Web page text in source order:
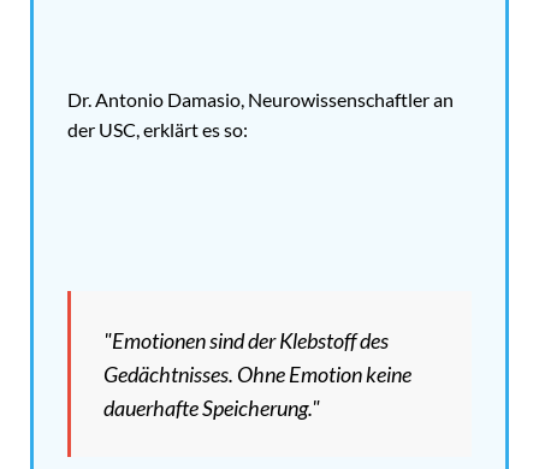
Dr. Antonio Damasio, Neurowissenschaftler an
der USC, erklärt es so:
"Emotionen sind der Klebstoff des
Gedächtnisses. Ohne Emotion keine
dauerhafte Speicherung."